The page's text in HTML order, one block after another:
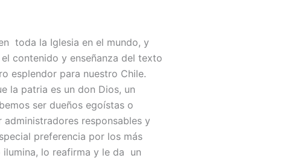
toda la Iglesia en el mundo, y
contenido y enseñanza del texto
esplendor para nuestro Chile.
la patria es un don Dios, un
ser dueños egoístas o
responsables y
preferencia por los más
lo reafirma y le da un